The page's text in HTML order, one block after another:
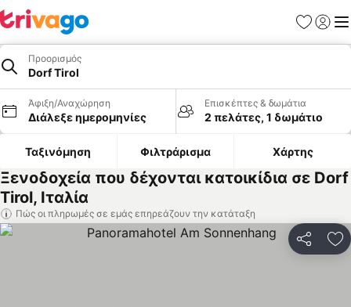
Προορισμός
Dorf Tirol
Άφιξη/Αναχώρηση
Διάλεξε ημερομηνίες
Επισκέπτες & δωμάτια
2 πελάτες, 1 δωμάτιο
Ταξινόμηση Φιλτράρισμα Χάρτης
Ξενοδοχεία που δέχονται κατοικίδια σε Dorf
Tirol, Ιταλία
Πώς οι πληρωμές σε εμάς επηρεάζουν την κατάταξη